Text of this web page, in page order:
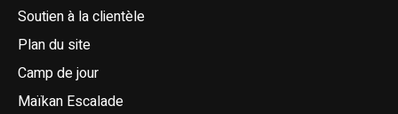
Soutien à la clientèle
Plan du site
Camp de jour
Maïkan Escalade